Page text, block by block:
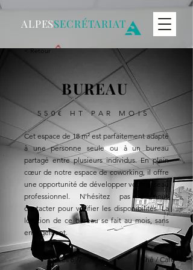
ALPESSECRÉTARIAT
< Retour
BUREAU
550€ HT PAR MOIS
Cet espace de 18 m² est parfaitement adapté
à une personne seule ou à un bureau
partagé entre plusieurs individus. En plein
cœur de notre espace de coworking, il offre
une opportunité de développer votre réseau
professionnel. N'hésitez pas à nous
contacter pour vérifier les disponibilités. La
location de ce bureau se fait au mois, sans
engagement.
Accès 6j/7 Thé / Café